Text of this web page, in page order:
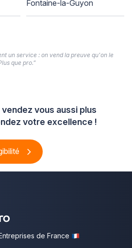
Fontaine-la-Guyon
vous aussi plus
votre excellence !
un service : on vend la preuve qu'on le
que pro.”
de France